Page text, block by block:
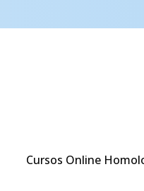
Cursos Online